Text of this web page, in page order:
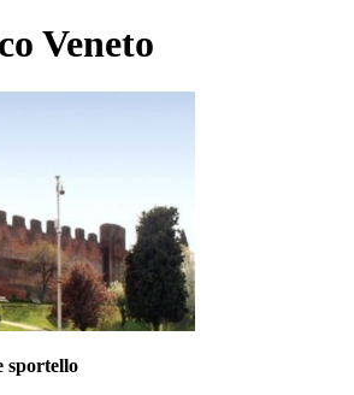
Veneto
sportello